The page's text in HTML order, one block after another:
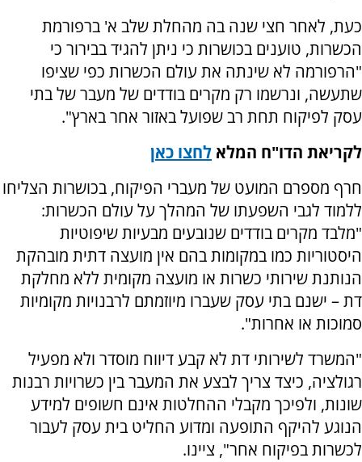
כעת, לאחר חצי שנה בה מהחלת שלב א' ברפורמת
הכשרות, טוענים בכושרות כי ניתן להגיד בבירור כי
"הרפורמה לא שינתה את עולם הכשרות כפי שציפו
שתעשה, ונרשמו רק מקרים בודדים של מעבר של בתי
עסק לפיקוח תחת רב שפועל באזור אחר בארץ".
לקריאת הדו"ח המלא לחצו כאן
חרף מספרם המועט של מעברי הפיקוח, בכושרות הצליחו
ללמוד לגבי השפעתו של המהלך על עולם הכשרות:
"מלבד מקרים בודדים שנובעים מבעיות שיפוטיות
היסטוריות כמו במקומות בהם אין מועצה דתית מובהקת
הנותנת שירותי כשרות או מועצה מקומית ללא מחלקת
דת – ישנם בתי עסק שעברו מיוזמתם לרבנויות מקומיות
סמוכות או אחרות".
"המשרד לשירותי דת לא קבע דיווח מוסדר ולא מפעיל
רגולציה, כיצד צריך לבצע את המעבר בין כשרויות רבנות
שונות, ולפיכך מקבלי ההחלטות אינם חשופים למידע
הנוגע להיקף התופעה ומדוע החליט בית עסק לעבור
לכשרות בפיקוח אחר", ציינו.